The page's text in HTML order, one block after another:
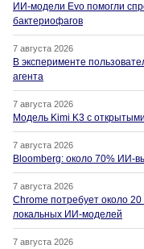
ИИ-модели Evo помогли
бактериофагов
7 августа 2026
В эксперименте
агента
7 августа 2026
Модель Kimi K3 с
7 августа 2026
Bloomberg: около 70% ИИ-
7 августа 2026
Chrome потребует около 20
локальных ИИ-моделей
7 августа 2026